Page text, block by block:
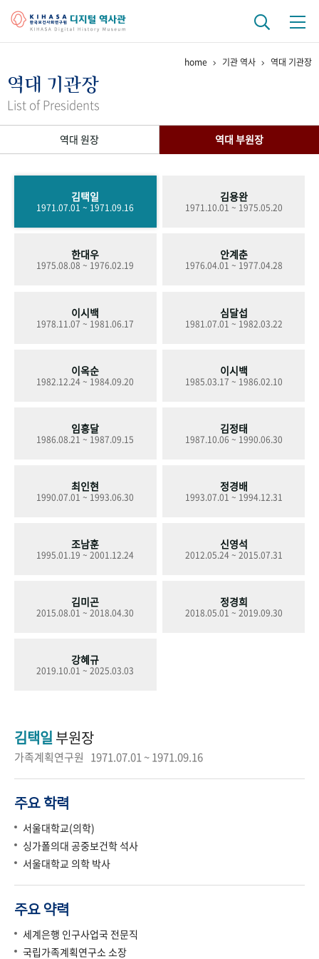
걸어온 길 기관 변천사
연구 역사
기록물 아카이브
사진 아카이브 문서 기록물 영상 기록물
주년 기념
성과 50선 숫자로 보는 50년
주년 광장
home 기관 역사 역대 기관장
역대 기관장
List of Presidents
역대 원장 역대 부원장
김택일
1971.07.01 ~ 1971.09.16
김용완
1971.10.01 ~ 1975.05.20
한대우
1975.08.08 ~ 1976.02.19
안계춘
1976.04.01 ~ 1977.04.28
이시백
1978.11.07 ~ 1981.06.17
심달섭
1981.07.01 ~ 1982.03.22
이옥순
1982.12.24 ~ 1984.09.20
이시백
1985.03.17 ~ 1986.02.10
임흥달
1986.08.21 ~ 1987.09.15
김정태
1987.10.06 ~ 1990.06.30
최인현
1990.07.01 ~ 1993.06.30
정경배
1993.07.01 ~ 1994.12.31
조남훈
1995.01.19 ~ 2001.12.24
신영석
2012.05.24 ~ 2015.07.31
김미곤
2015.08.01 ~ 2018.04.30
정경희
2018.05.01 ~ 2019.09.30
강혜규
2019.10.01 ~ 2025.03.03
김택일 부원장
가족계획연구원 1971.07.01 ~ 1971.09.16
주요 학력
서울대학교(의학)
싱가폴의대 공중보건학 석사
서울대학교 의학 박사
주요 약력
세계은행 인구사업국 전문직
국립가족계획연구소 소장